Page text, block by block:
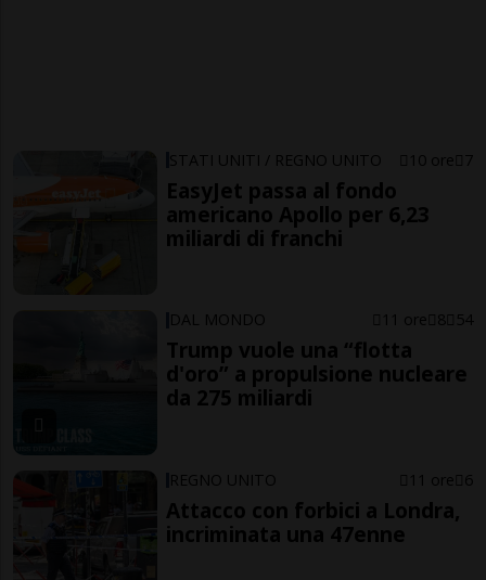
STATI UNITI / REGNO UNITO 10 ore 7
EasyJet passa al fondo
americano Apollo per 6,23
miliardi di franchi
DAL MONDO 11 ore 8 54
Trump vuole una “flotta
d'oro” a propulsione nucleare
da 275 miliardi
REGNO UNITO 11 ore 6
Attacco con forbici a Londra,
incriminata una 47enne